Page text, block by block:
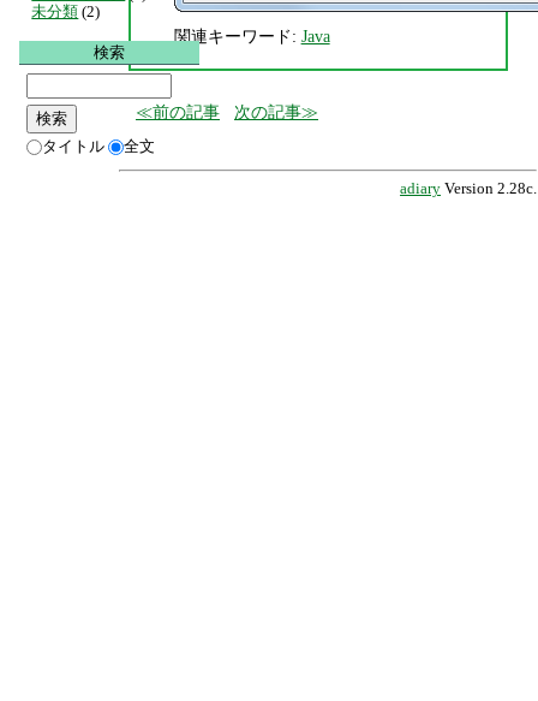
関連キーワード: Java
前の記事 次の記事
adiary Version 2.28c.
未分類 (2)
検索
タイトル 全文